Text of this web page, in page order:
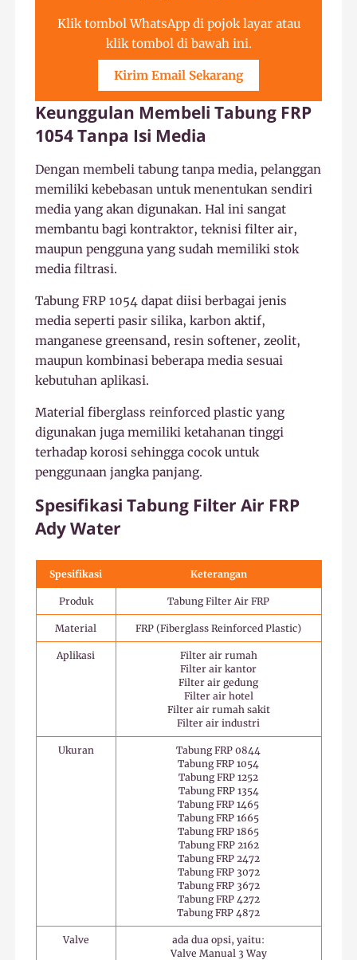
Klik tombol WhatsApp di pojok layar atau
klik tombol di bawah ini.
Kirim Email Sekarang
Keunggulan Membeli Tabung FRP
1054 Tanpa Isi Media
Dengan membeli tabung tanpa media, pelanggan
memiliki kebebasan untuk menentukan sendiri
media yang akan digunakan. Hal ini sangat
membantu bagi kontraktor, teknisi filter air,
maupun pengguna yang sudah memiliki stok
media filtrasi.
Tabung FRP 1054 dapat diisi berbagai jenis
media seperti pasir silika, karbon aktif,
manganese greensand, resin softener, zeolit,
maupun kombinasi beberapa media sesuai
kebutuhan aplikasi.
Material fiberglass reinforced plastic yang
digunakan juga memiliki ketahanan tinggi
terhadap korosi sehingga cocok untuk
penggunaan jangka panjang.
Spesifikasi Tabung Filter Air FRP
Ady Water
Spesifikasi Keterangan
Produk Tabung Filter Air FRP
Material FRP (Fiberglass Reinforced Plastic)
Aplikasi
Filter air rumah
Filter air kantor
Filter air gedung
Filter air hotel
Filter air rumah sakit
Filter air industri
Ukuran
Tabung FRP 0844
Tabung FRP 1054
Tabung FRP 1252
Tabung FRP 1354
Tabung FRP 1465
Tabung FRP 1665
Tabung FRP 1865
Tabung FRP 2162
Tabung FRP 2472
Tabung FRP 3072
Tabung FRP 3672
Tabung FRP 4272
Tabung FRP 4872
Valve
ada dua opsi, yaitu:
Valve Manual 3 Way